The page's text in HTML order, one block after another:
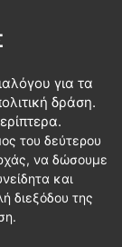
για τα
δράση.
του δεύτερου
να δώσουμε
και
διεξόδου της